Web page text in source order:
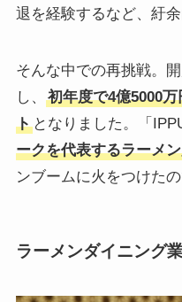
退を経験するなど、紆
そんな中での再挑戦。
し、
初年度で4億5000
トとなりました。「
ークを代表するラーメ
ンブームに火をつけたの
ラーメンダイニング